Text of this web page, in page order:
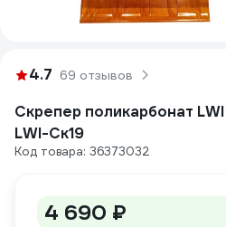
4.7 69 отзывов
Скрепер поликарбонат LWI
LWI-Ск19
Код товара: 36373032
4 690 ₽